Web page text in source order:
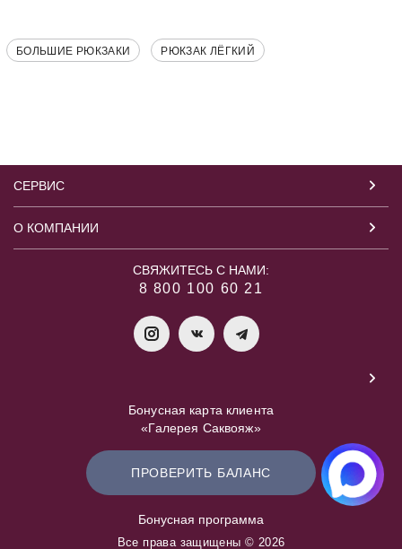
БОЛЬШИЕ РЮКЗАКИ РЮКЗАК ЛЁГКИЙ
СЕРВИС
О КОМПАНИИ
СВЯЖИТЕСЬ С НАМИ:
8 800 100 60 21
Бонусная карта клиента
«Галерея Саквояж»
ПРОВЕРИТЬ БАЛАНС
Бонусная программа
Все права защищены © 2026